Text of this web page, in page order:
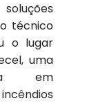
técnico
o lugar
uma
em